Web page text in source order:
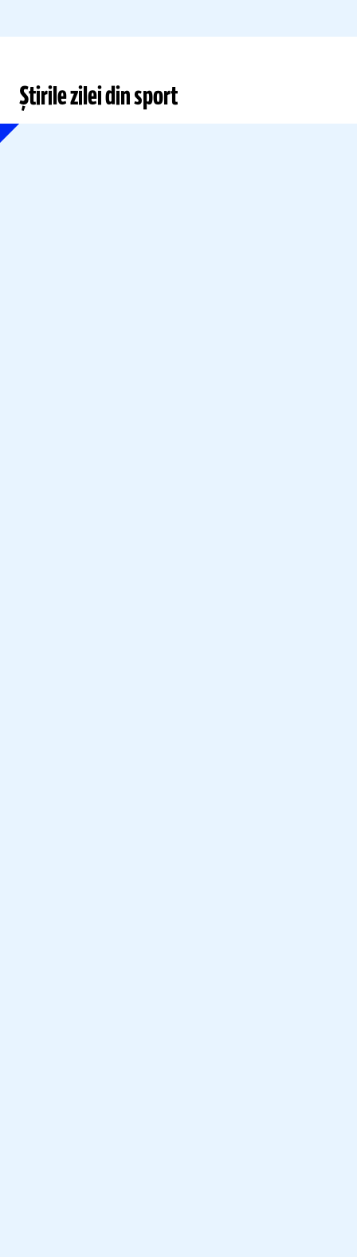
Știrile zilei din sport